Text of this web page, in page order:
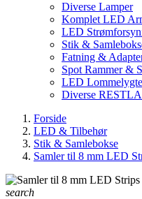
Diverse Lamper
Komplet LED
LED
Stik &
Fatning &
Spot Rammer &
LED
Diverse
Forside
LED & Tilbehør
Stik & Samlebokse
Samler til 8 mm LED
search